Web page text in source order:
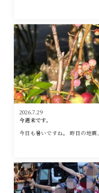
2026.7.29
今週末です。
今日も暑いですね。 昨日の地